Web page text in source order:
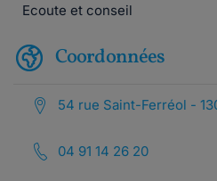
Ecoute et conseil
Coordonnées
54 rue Saint-Ferréol -
04 91 14 26 20